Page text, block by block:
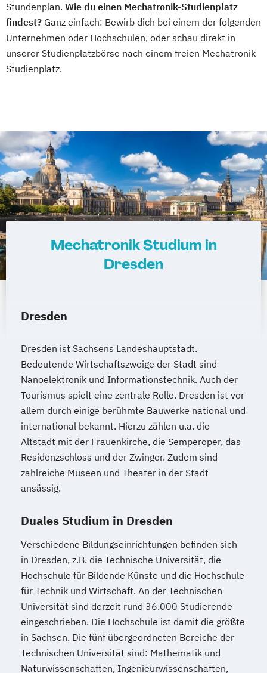
Stundenplan. Wie du einen Mechatronik-Studienplatz
findest? Ganz einfach: Bewirb dich bei einem der folgenden
Unternehmen oder Hochschulen, oder schau direkt in
unserer Studienplatzbörse nach einem freien Mechatronik
Studienplatz.
Mechatronik Studium in
Dresden
Dresden
Dresden ist Sachsens Landeshauptstadt.
Bedeutende Wirtschaftszweige der Stadt sind
Nanoelektronik und Informationstechnik. Auch der
Tourismus spielt eine zentrale Rolle. Dresden ist vor
allem durch einige berühmte Bauwerke national und
international bekannt. Hierzu zählen u.a. die
Altstadt mit der Frauenkirche, die Semperoper, das
Residenzschloss und der Zwinger. Zudem sind
zahlreiche Museen und Theater in der Stadt
ansässig.
Duales Studium in Dresden
Verschiedene Bildungseinrichtungen befinden sich
in Dresden, z.B. die Technische Universität, die
Hochschule für Bildende Künste und die Hochschule
für Technik und Wirtschaft. An der Technischen
Universität sind derzeit rund 36.000 Studierende
eingeschrieben. Die Hochschule ist damit die größte
in Sachsen. Die fünf übergeordneten Bereiche der
Technischen Universität sind: Mathematik und
Naturwissenschaften, Ingenieurwissenschaften,